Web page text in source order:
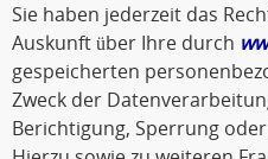
Sie haben jederzeit das
Auskunft über Ihre durch
gespeicherten
Zweck der
Berichtigung, Sperrung